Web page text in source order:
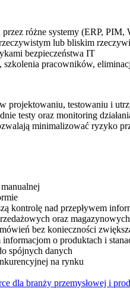
różne systemy (ERP,
lub bliskim
bezpieczeństwa IT
pracowników,
projektowaniu, testowaniu i
testy oraz monitoring
minimalizować ryzyko
kontrolę nad przepływem
oraz magazynowych
bez konieczności
o produktach i
spójnych danych
na rynku
dla branży przemysłowej i